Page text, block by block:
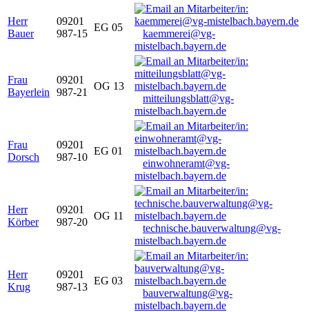
Herr
Bauer
09201
987-15
EG 05
kaemmerei@vg-
mistelbach.bayern.de
Frau
Bayerlein
09201
987-21
OG 13
mitteilungsblatt@vg-
mistelbach.bayern.de
Frau
Dorsch
09201
987-10
EG 01
einwohneramt@vg-
mistelbach.bayern.de
Herr
Körber
09201
987-20
OG 11
technische.bauverwaltung@vg-
mistelbach.bayern.de
Herr
Krug
09201
987-13
EG 03
bauverwaltung@vg-
mistelbach.bayern.de